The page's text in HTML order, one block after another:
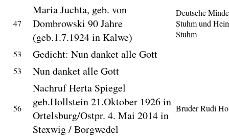
47
Maria Juchta, geb. von
Dombrowski 90 Jahre
(geb.1.7.1924 in Kalwe)
Deutsche
Stuhm und
Stuhm
53
Gedicht: Nun danket alle Gott
53 Nun danket alle Gott
56
Nachruf Herta Spiegel
geb.Hollstein 21.Oktober 1926 in
Ortelsburg/Ostpr. 4. Mai 2014 in
Stexwig / Borgwedel
Bruder Rudi